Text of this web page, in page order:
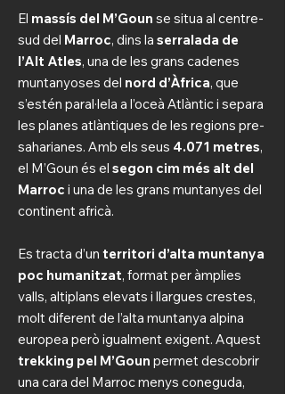
El massís del M’Goun se situa al centre-
sud del Marroc, dins la serralada de
l’Alt Atles, una de les grans cadenes
muntanyoses del nord d’Àfrica, que
s’estén paral·lela a l’oceà Atlàntic i separa
les planes atlàntiques de les regions pre-
saharianes. Amb els seus 4.071 metres,
el M’Goun és el segon cim més alt del
Marroc i una de les grans muntanyes del
continent africà.
Es tracta d’un territori d’alta muntanya
poc humanitzat, format per àmplies
valls, altiplans elevats i llargues crestes,
molt diferent de l’alta muntanya alpina
europea però igualment exigent. Aquest
trekking pel M’Goun permet descobrir
una cara del Marroc menys coneguda,